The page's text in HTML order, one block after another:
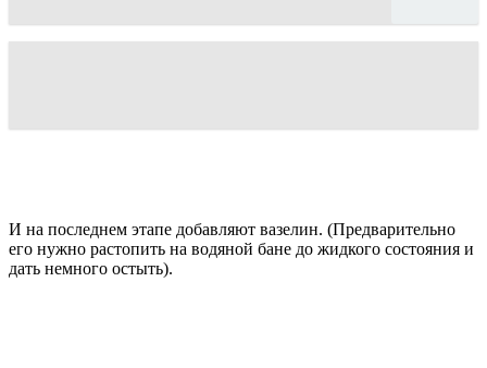
И на последнем этапе добавляют вазелин. (Предварительно
его нужно растопить на водяной бане до жидкого состояния и
дать немного остыть).